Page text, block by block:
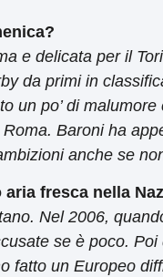
e delicata per il
da primi in
un po’ di
Baroni ha
anche se
fresca nella
Nel 2006,
se è poco.
fatto un Europeo